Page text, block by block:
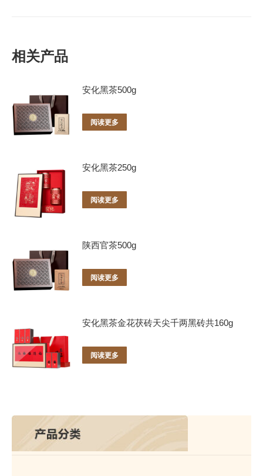
相关产品
安化黑茶500g
阅读更多
安化黑茶250g
阅读更多
陕西官茶500g
阅读更多
安化黑茶金花茯砖天尖千两黑砖共160g
阅读更多